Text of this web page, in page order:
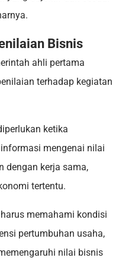
Bisnis
ahli pertama
terhadap kegiatan
ketika
mengenai nilai
dengan kerja sama,
tertentu.
memahami kondisi
pertumbuhan usaha,
nilai bisnis